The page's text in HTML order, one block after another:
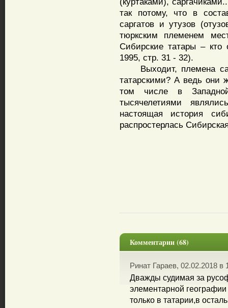
так потому, что в
саргатов и утузов
тюркским племенем
Сибирские татары –
1995, стр. 31 - 32).
Выходит, племена
татарскими? А ведь они
том числе в
тысячелетиями
настоящая история
распростерлась
Комментарии (68)
Ринат Гараев, 02.02.2018 в
Дважды судимая за
элементарной
только в татарии,в